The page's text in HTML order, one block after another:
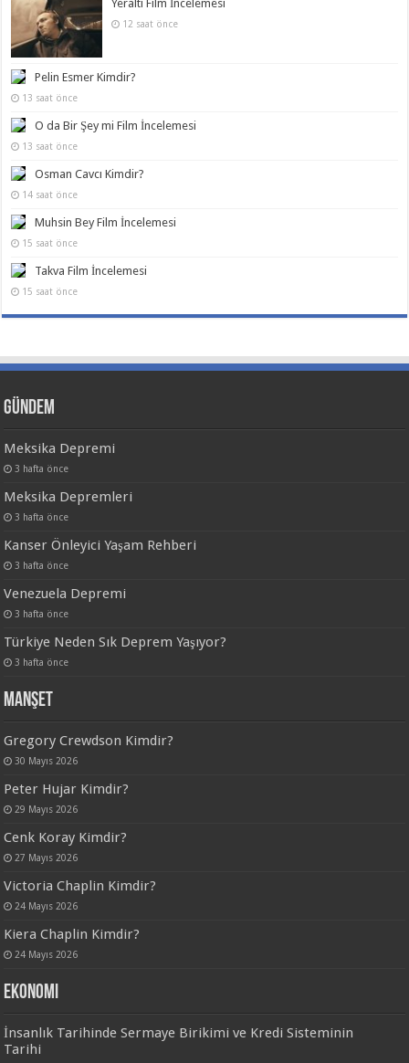
Yeraltı Film İncelemesi
12 saat önce
Pelin Esmer Kimdir?
13 saat önce
O da Bir Şey mi Film İncelemesi
13 saat önce
Osman Cavcı Kimdir?
14 saat önce
Muhsin Bey Film İncelemesi
15 saat önce
Takva Film İncelemesi
15 saat önce
Gündem
Meksika Depremi
3 hafta önce
Meksika Depremleri
3 hafta önce
Kanser Önleyici Yaşam Rehberi
3 hafta önce
Venezuela Depremi
3 hafta önce
Türkiye Neden Sık Deprem Yaşıyor?
3 hafta önce
Manşet
Gregory Crewdson Kimdir?
30 Mayıs 2026
Peter Hujar Kimdir?
29 Mayıs 2026
Cenk Koray Kimdir?
27 Mayıs 2026
Victoria Chaplin Kimdir?
24 Mayıs 2026
Kiera Chaplin Kimdir?
24 Mayıs 2026
Ekonomi
İnsanlık Tarihinde Sermaye Birikimi ve Kredi Sisteminin
Tarihi